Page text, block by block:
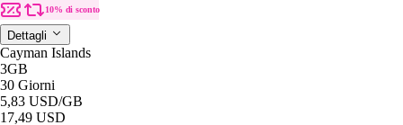
10% di sconto
Dettagli
Cayman Islands
3GB
30 Giorni
5,83 USD/GB
17,49 USD